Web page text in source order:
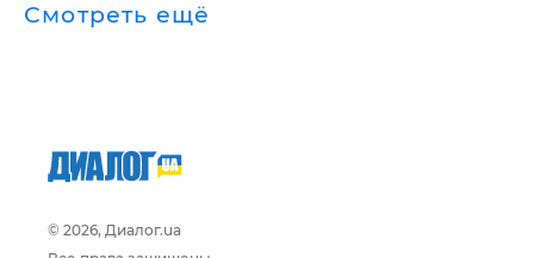
Смотреть ещё
© 2026, Диалог.ua